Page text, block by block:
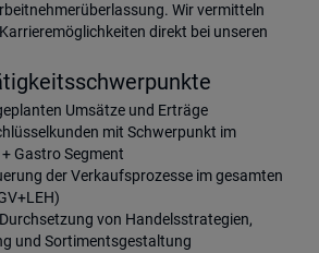
Wir vermitteln
direkt bei unseren
Umsätze und Erträge
mit Schwerpunkt im
Gastro Segment
der Verkaufsprozesse im gesamten
von Handelsstrategien,
und Sortimentsgestaltung